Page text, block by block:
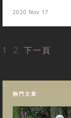
2020 Nov 17
1 2 下一頁
熱門文章